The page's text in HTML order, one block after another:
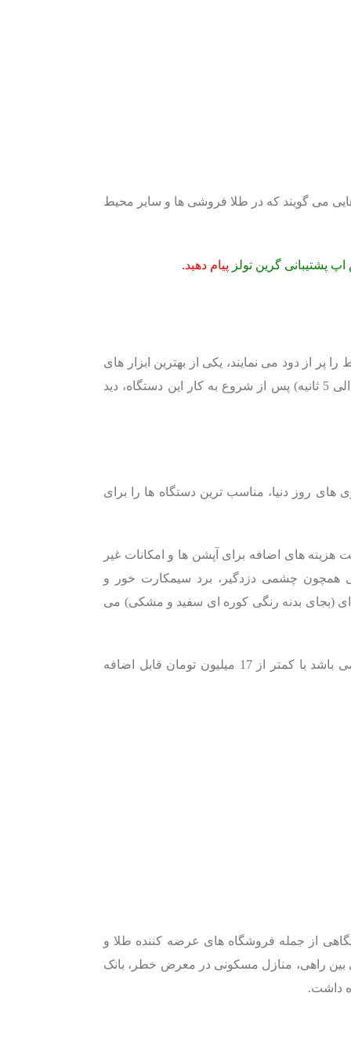
می گویند که در طلا فروشی ها و سایر محیط
پشتیبانی گرین تولز پیام دهید.
از دود می نمایند، یکی از بهترین ابزار های
جلوگیری کننده و بازدارنده از سرقت می باشند، در واقع تنها پس از گذشت چند ثانیه (3 الی 5 ثانیه) پس از شروع به کار این دستگاه، دید
های روز دنیا، مناسب ترین دستگاه ها را برای
های اضافه برای آپشن ها و امکانات غیر
همچون چشمی دزدگیر، برد سیمکارت خور و
ای (بجای بدنه رنگی کوره ای سفید و مشکی) می
(البته لازم به ذکر است که کلیه موارد گفته شده که جزو امکانات درخواستی مشتری می باشد با کمتر از 17 میلیون تومان قابل اضافه
از جمله فروشگاه های عرضه کننده طلا و
بین راهی، منازل مسکونی در معرض خطر، بانک
داشت.